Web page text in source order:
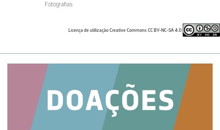
Fotografias
Licença de utilização Creative Commons CC BY-NC-SA 4.0